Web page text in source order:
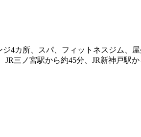
4カ所、スパ、フィットネスジム、
三ノ宮駅から約45分、JR新神戸